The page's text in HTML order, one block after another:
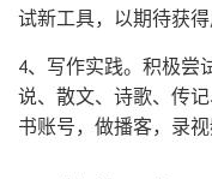
试新工具，以期待获得
4、写作实践。积极尝
说、散文、诗歌、传
书账号，做播客，录视